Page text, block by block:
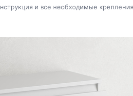
и все необходимые